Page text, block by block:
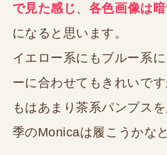
で見た感じ、 各色画像は
になると思います。
イエロー系にもブルー系
ーに合わせてもきれいで
もはあまり茶系パンプス
季のMonicaは履こうかな